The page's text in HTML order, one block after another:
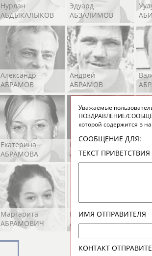
Нурлан
АБДЫКАЛЫКОВ
Эдуард
АБЗАЛИМОВ
Александр
АБРАМОВ
Андрей
АБРАМОВ
Екатерина
АБРАМОВА
Екатерина
АБРАМОВА
Маргарита
АБРАМОВИЧ
Иракли
АБРАМЯН
Осеп
Уважаемые
ПОЗДРАВЛЕНИЕ/
которой содержится в
СООБЩЕНИЕ ДЛЯ:
ТЕКСТ
ИМЯ ОТПРАВИТЕЛЯ
КОНТАКТ